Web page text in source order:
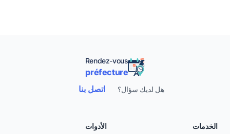
Rendez-vous
préfecture
هل لديك سؤال؟ اتصل بنا
الخدمات
الأدوات